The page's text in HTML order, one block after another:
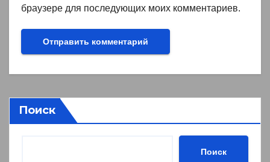
браузере для последующих моих комментариев.
Поиск
Поиск